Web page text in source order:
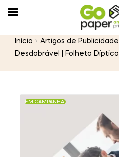
Início Artigos de Publicidade
Desdobrável | Folheto Díptico
EM CAMPANHA!